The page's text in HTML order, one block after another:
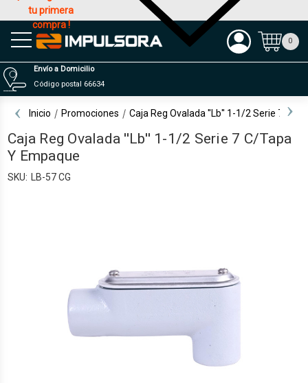
tu primera
compra !
Productos
Envío a Domicilio
Código postal 66634
0
Inicio Promociones Caja Reg Ovalada ''Lb'' 1-1/2 Serie 7 C/
Caja Reg Ovalada ''Lb'' 1-1/2 Serie 7 C/Tapa
Y Empaque
SKU: LB-57 CG